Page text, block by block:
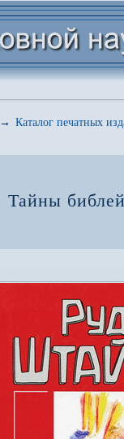
→ Каталог печатных
Тайны